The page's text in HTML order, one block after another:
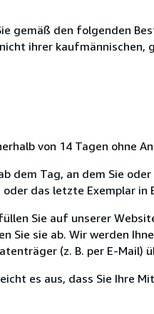
gemäß den folgenden
ihrer
von 14 Tagen ohne
dem Tag, an dem Sie
das letzte Exemplar in
Sie auf unserer
Sie sie ab. Wir werden
(z. B. per E-Mail)
es aus, dass Sie Ihre